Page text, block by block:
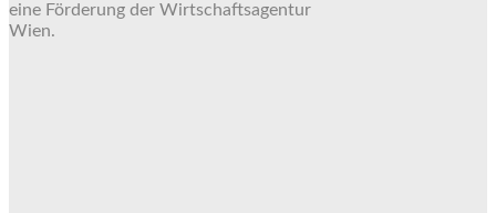
eine Förderung der Wirtschaftsagentur
Wien.